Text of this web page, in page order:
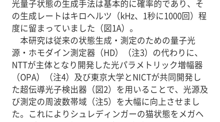
光量子状態の生成手法は基本的に確率的であり、そ
の生成レートはキロヘルツ（kHz、1秒に1000回）程
度に留まっていました（図1A）。
本研究は従来の状態生成・測定のための量子光
源・ホモダイン測定器（HD）（注3）の代わりに、
NTTが主体となり開発した光パラメトリック増幅器
（OPA）（注4）及び東京大学とNICTが共同開発し
た超伝導光子検出器（図2）を用いることで、光源及
び測定の周波数帯域（注5）を大幅に向上させまし
た。これによりシュレディンガーの猫状態をメガヘ